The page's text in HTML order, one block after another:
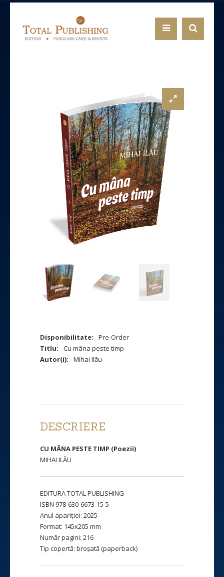
Disponibilitate:
Pre-Order
Titlu:
Cu mâna peste timp
Autor(i):
Mihai Ilău
DESCRIERE
CU MÂNA PESTE TIMP (Poezii)
MIHAI ILĂU
EDITURA TOTAL PUBLISHING
ISBN 978-630-6673-15-5
Anul apariției: 2025
Format: 145x205 mm
Număr pagini: 216
Tip copertă: broșată (paperback)